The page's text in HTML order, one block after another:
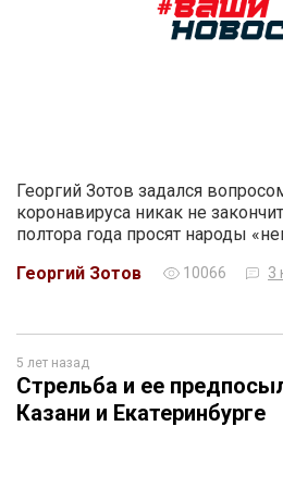
Георгий Зотов задался
коронавируса никак не
полтора года просят народы
Георгий Зотов
10066 3
5 лет назад
Стрельба и ее
Казани и Екатеринбурге